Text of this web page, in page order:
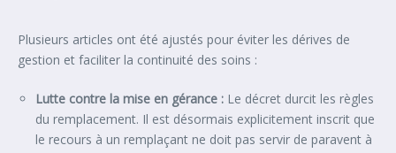
Plusieurs articles ont été ajustés pour éviter les dérives de
gestion et faciliter la continuité des soins :
Lutte contre la mise en gérance : Le décret durcit les règles
du remplacement. Il est désormais explicitement inscrit que
le recours à un remplaçant ne doit pas servir de paravent à